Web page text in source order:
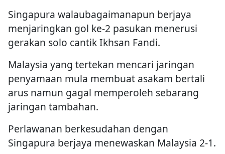
Singapura walaubagaimanapun berjaya
menjaringkan gol ke-2 pasukan menerusi
gerakan solo cantik Ikhsan Fandi.
Malaysia yang tertekan mencari jaringan
penyamaan mula membuat asakam bertali
arus namun gagal memperoleh sebarang
jaringan tambahan.
Perlawanan berkesudahan dengan
Singapura berjaya menewaskan Malaysia 2-1.